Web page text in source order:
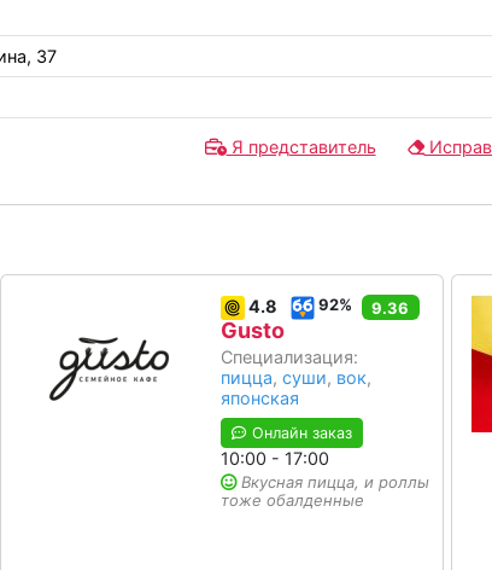
37
Я представитель
4.8 92% 9.36
Gusto
Специализация:
пицца, суши, вок,
японская
Онлайн заказ
10:00 - 17:00
Вкусная пицца, и роллы
тоже обалденные